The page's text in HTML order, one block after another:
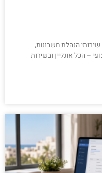
הנהלת חשבונות,
– הכל אונליין ובשירות